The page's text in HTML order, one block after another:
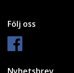
Följ oss